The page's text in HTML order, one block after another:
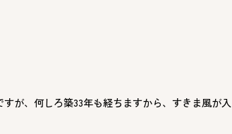
が、何しろ築33年も経ちますから、すきま風が入